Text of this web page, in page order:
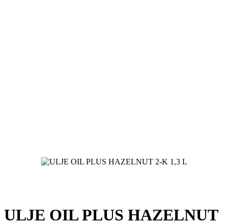
ULJE OIL PLUS HAZELNUT